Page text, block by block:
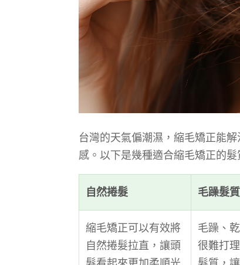
台灣的天氣偏潮濕，縮毛矯正能
感。以下是幾種適合縮毛矯正的髮
自然捲髮 毛躁髮質
縮毛矯正可以有效將
自然捲髮拉直，讓頭
毛躁、
很難打